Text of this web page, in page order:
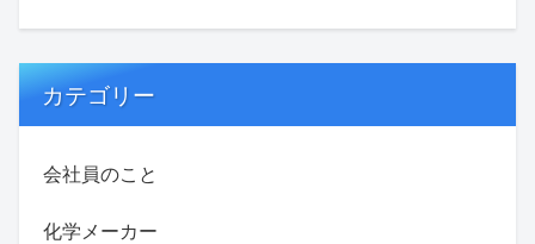
カテゴリー
会社員のこと
化学メーカー